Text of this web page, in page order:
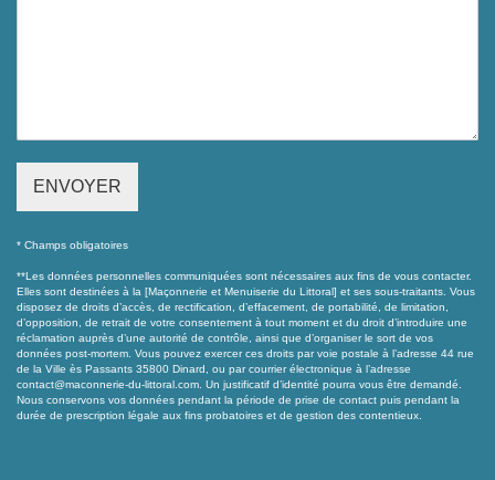
ENVOYER
* Champs obligatoires
**Les données personnelles communiquées sont nécessaires aux fins de vous contacter.
Elles sont destinées à la [Maçonnerie et Menuiserie du Littoral] et ses sous-traitants. Vous
disposez de droits d’accès, de rectification, d’effacement, de portabilité, de limitation,
d’opposition, de retrait de votre consentement à tout moment et du droit d’introduire une
réclamation auprès d’une autorité de contrôle, ainsi que d’organiser le sort de vos
données post-mortem. Vous pouvez exercer ces droits par voie postale à l’adresse 44 rue
de la Ville ès Passants 35800 Dinard, ou par courrier électronique à l’adresse
contact@maconnerie-du-littoral.com. Un justificatif d’identité pourra vous être demandé.
Nous conservons vos données pendant la période de prise de contact puis pendant la
durée de prescription légale aux fins probatoires et de gestion des contentieux.